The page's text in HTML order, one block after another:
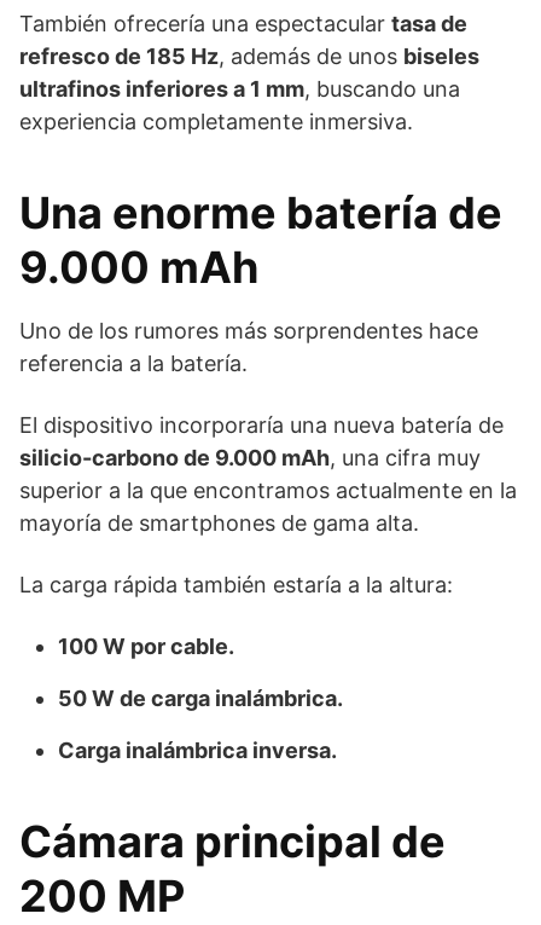
También ofrecería una espectacular tasa de
refresco de 185 Hz, además de unos biseles
ultrafinos inferiores a 1 mm, buscando una
experiencia completamente inmersiva.
Una enorme batería de
9.000 mAh
Uno de los rumores más sorprendentes hace
referencia a la batería.
El dispositivo incorporaría una nueva batería de
silicio-carbono de 9.000 mAh, una cifra muy
superior a la que encontramos actualmente en la
mayoría de smartphones de gama alta.
La carga rápida también estaría a la altura:
100 W por cable.
50 W de carga inalámbrica.
Carga inalámbrica inversa.
Cámara principal de
200 MP